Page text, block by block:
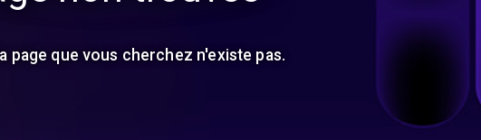
page que vous cherchez n'existe pas.